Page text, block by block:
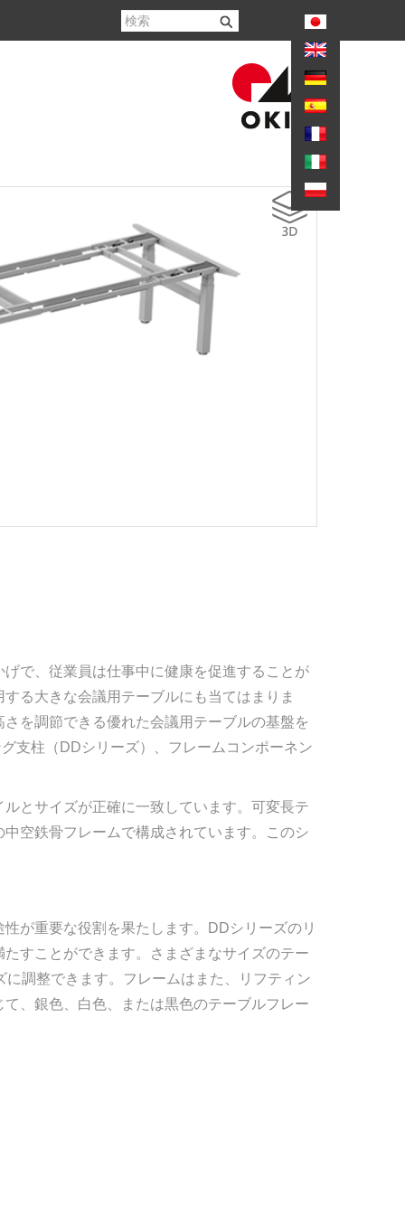
で、従業員は仕事中に健康を促進することが
る大きな会議用テーブルにも当てはまりま
を調節できる優れた会議用テーブルの基盤を
支柱（DDシリーズ）、フレームコンポーネン
とサイズが正確に一致しています。可変長テ
空鉄骨フレームで構成されています。このシ
が重要な役割を果たします。DDシリーズのリ
すことができます。さまざまなサイズのテー
調整できます。フレームはまた、リフティン
、銀色、白色、または黒色のテーブルフレー